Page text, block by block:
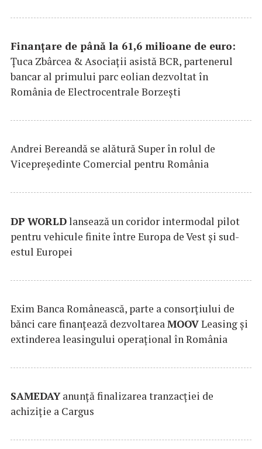
Finanțare de până la 61,6 milioane de euro:
Țuca Zbârcea & Asociații asistă BCR, partenerul
bancar al primului parc eolian dezvoltat în
România de Electrocentrale Borzești
Andrei Bereandă se alătură Super în rolul de
Vicepreședinte Comercial pentru România
DP WORLDlansează un coridor intermodal pilot
pentru vehicule finite între Europa de Vest și sud-
estul Europei
Exim Banca Românească, parte a consorțiului de
bănci care finanțează dezvoltareaMOOVLeasing și
extinderea leasingului operațional în România
SAMEDAYanunță finalizarea tranzacției de
achiziție a Cargus